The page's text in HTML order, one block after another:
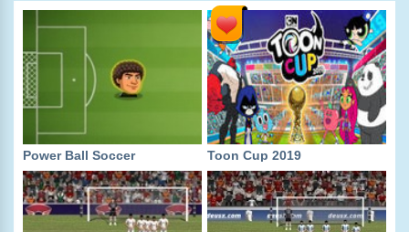
Power Ball Soccer Toon Cup 2019